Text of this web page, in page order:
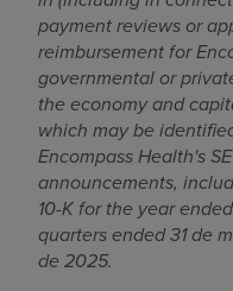
payment reviews or
reimbursement for
governmental or
the economy and
which may be
Encompass Health's
announcements,
10-K for the year ended
quarters ended31 de
de 2025.